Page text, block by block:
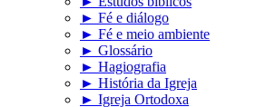
► Fé e diálogo
► Fé e meio ambiente
► Glossário
► Hagiografia
► História da Igreja
► Igreja Ortodoxa